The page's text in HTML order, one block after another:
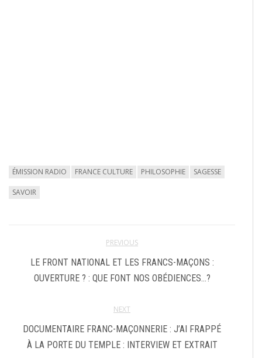
ÉMISSION RADIO FRANCE CULTURE PHILOSOPHIE SAGESSE
SAVOIR
PREVIOUS
LE FRONT NATIONAL ET LES FRANCS-MAÇONS :
OUVERTURE ? : QUE FONT NOS OBÉDIENCES…?
NEXT
DOCUMENTAIRE FRANC-MAÇONNERIE : J’AI FRAPPÉ
À LA PORTE DU TEMPLE : INTERVIEW ET EXTRAIT